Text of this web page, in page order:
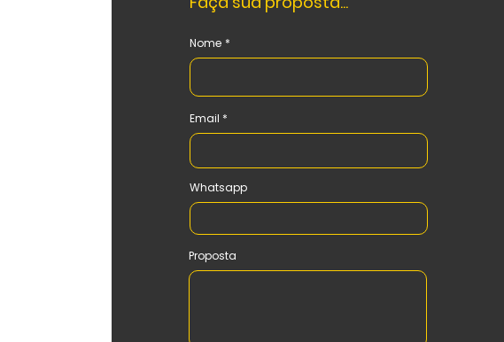
Nome
Email
Whatsapp
Proposta